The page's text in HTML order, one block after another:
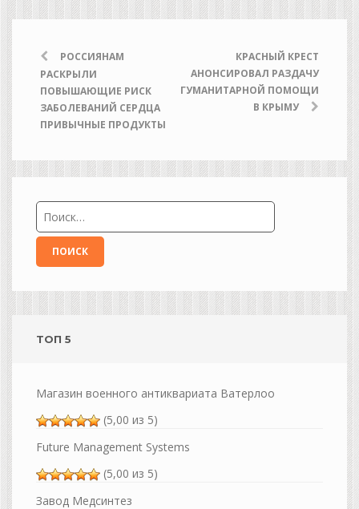
РОССИЯНАМ
РАСКРЫЛИ
ПОВЫШАЮЩИЕ РИСК
ЗАБОЛЕВАНИЙ СЕРДЦА
ПРИВЫЧНЫЕ ПРОДУКТЫ
КРАСНЫЙ КРЕСТ
АНОНСИРОВАЛ РАЗДАЧУ
ГУМАНИТАРНОЙ ПОМОЩИ
В КРЫМУ
ТОП 5
Магазин военного антиквариата Ватерлоо
(5,00 из 5)
Future Management Systems
(5,00 из 5)
Завод Медсинтез